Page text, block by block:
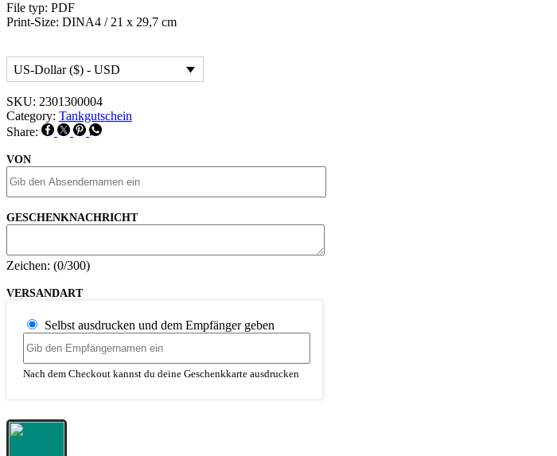
File typ: PDF
Print-Size: DINA4 / 21 x 29,7 cm
US-Dollar ($) - USD
SKU: 2301300004
Category: Tankgutschein
Share:
VON
GESCHENKNACHRICHT
Zeichen: (0/300)
VERSANDART
Selbst ausdrucken und dem Empfänger geben
Nach dem Checkout kannst du deine Geschenkkarte ausdrucken